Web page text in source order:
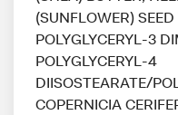
(SUNFLOWER)
POLYGLYCERYL-3
POLYGLYCERYL-4
DIISOSTEARATE/
COPERNICIA